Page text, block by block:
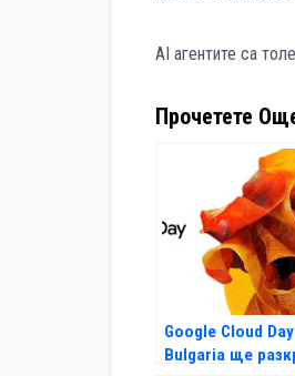
AI агентите са
Прочетете
Google Cloud Day
Bulgaria ще